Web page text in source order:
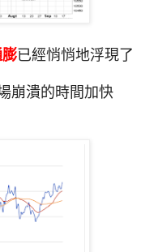
已經悄悄地浮現了
崩潰的時間加快